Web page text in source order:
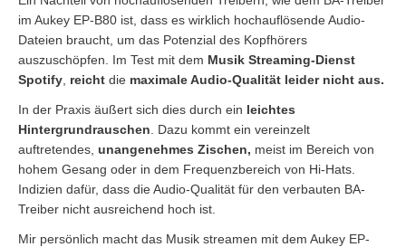
im Aukey EP-B80 ist, dass es wirklich hochauflösende Audio-
Dateien braucht, um das Potenzial des Kopfhörers
auszuschöpfen. Im Test mit dem Musik Streaming-Dienst
Spotify reicht die maximale Audio-Qualität leider nicht aus.
In der Praxis äußert sich dies durch ein leichtes
Hintergrundrauschen . Dazu kommt ein vereinzelt
auftretendes, unangenehmes Zischen, meist im Bereich von
hohem Gesang oder in dem Frequenzbereich von Hi-Hats.
Indizien dafür, dass die Audio-Qualität für den verbauten BA-
Treiber nicht ausreichend hoch ist.
Mir persönlich macht das Musik streamen mit dem Aukey EP-